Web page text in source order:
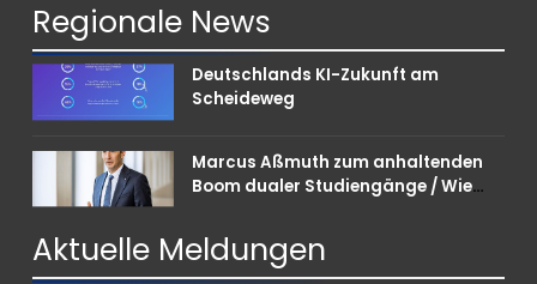
Regionale News
Deutschlands KI-Zukunft am
Scheideweg
Marcus Aßmuth zum anhaltenden
Boom dualer Studiengänge / Wie
punkten können
Aktuelle Meldungen